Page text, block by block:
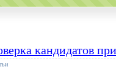
кандидатов